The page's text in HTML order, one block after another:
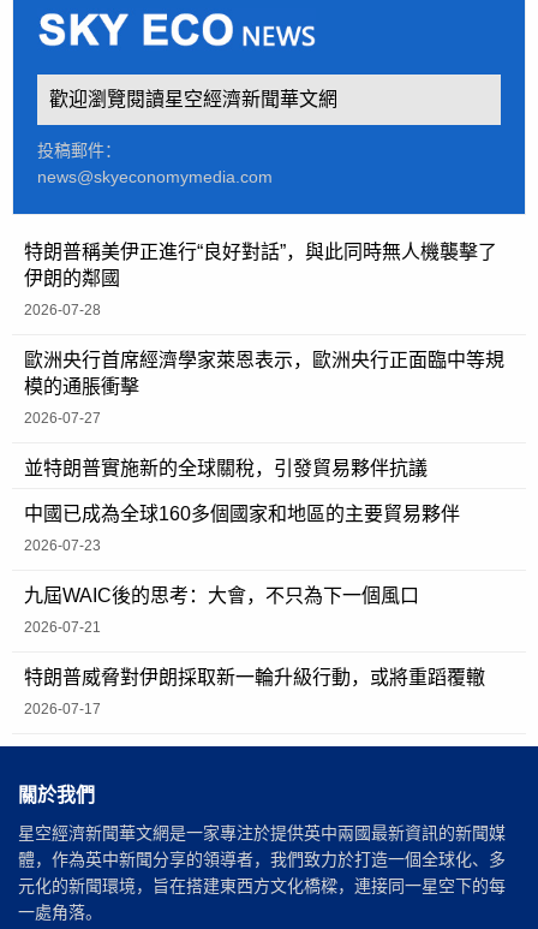
歡迎瀏覽閱讀星空經濟新聞華文網
投稿郵件：
news@skyeconomymedia.com
特朗普稱美伊正進行“良好對話”，與此同時無人機襲擊了
伊朗的鄰國
2026-07-28
歐洲央行首席經濟學家萊恩表示，歐洲央行正面臨中等規
模的通脹衝擊
2026-07-27
並特朗普實施新的全球關稅，引發貿易夥伴抗議
中國已成為全球160多個國家和地區的主要貿易夥伴
2026-07-23
九屆WAIC後的思考：大會，不只為下一個風口
2026-07-21
特朗普威脅對伊朗採取新一輪升級行動，或將重蹈覆轍
2026-07-17
關於我們
星空經濟新聞華文網是一家專注於提供英中兩國最新資訊的新聞媒
體，作為英中新聞分享的領導者，我們致力於打造一個全球化、多
元化的新聞環境，旨在搭建東西方文化橋樑，連接同一星空下的每
一處角落。